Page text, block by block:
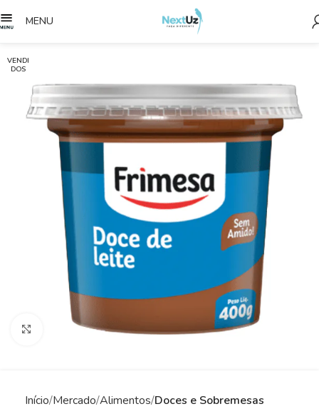
MENU
VENDI
DOS
Clique para ampliar
Início Mercado Alimentos Doces e Sobremesas